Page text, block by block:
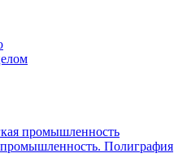
промышленность
Полиграфия